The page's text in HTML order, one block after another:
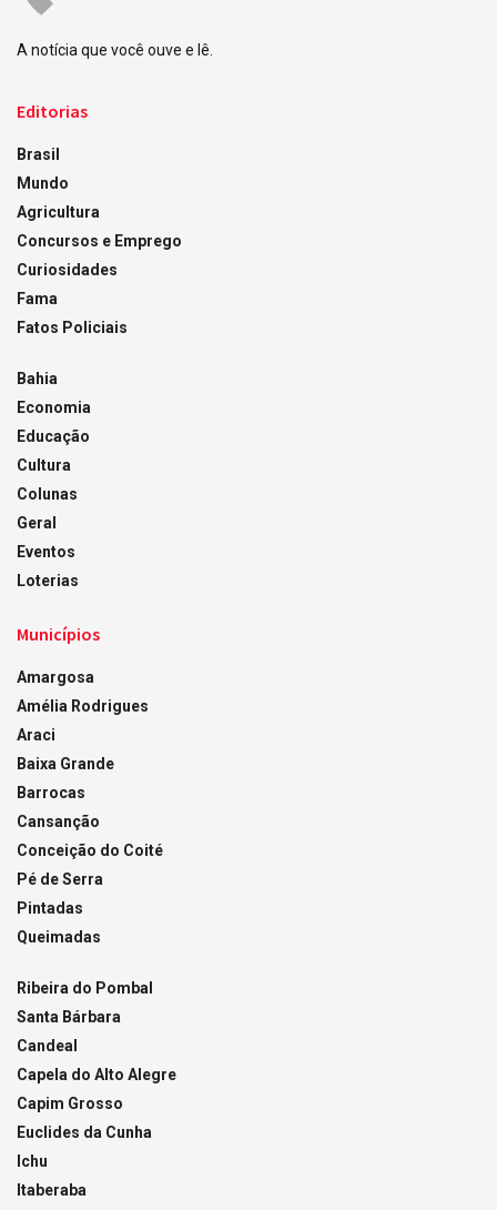
A notícia que você ouve e lê.
Editorias
Brasil
Mundo
Agricultura
Concursos e Emprego
Curiosidades
Fama
Fatos Policiais
Bahia
Economia
Educação
Cultura
Colunas
Geral
Eventos
Loterias
Municípios
Amargosa
Amélia Rodrigues
Araci
Baixa Grande
Barrocas
Cansanção
Conceição do Coité
Pé de Serra
Pintadas
Queimadas
Ribeira do Pombal
Santa Bárbara
Candeal
Capela do Alto Alegre
Capim Grosso
Euclides da Cunha
Ichu
Itaberaba